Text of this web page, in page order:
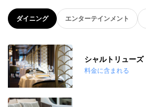
ダイニング エンターテインメント
シャルトリューズ
料金に含まれる